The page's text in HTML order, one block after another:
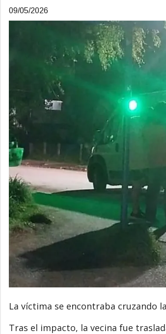
09/05/2026
La víctima se encontraba cruzando
Tras el impacto, la vecina fue